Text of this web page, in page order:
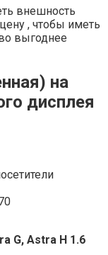
внешность
, чтобы иметь
выгоднее
на
дисплея
G, Astra H 1.6